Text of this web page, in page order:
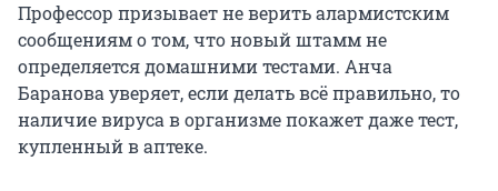
Профессор призывает не верить алармистским
сообщениям о том, что новый штамм не
определяется домашними тестами. Анча
Баранова уверяет, если делать всё правильно, то
наличие вируса в организме покажет даже тест,
купленный в аптеке.